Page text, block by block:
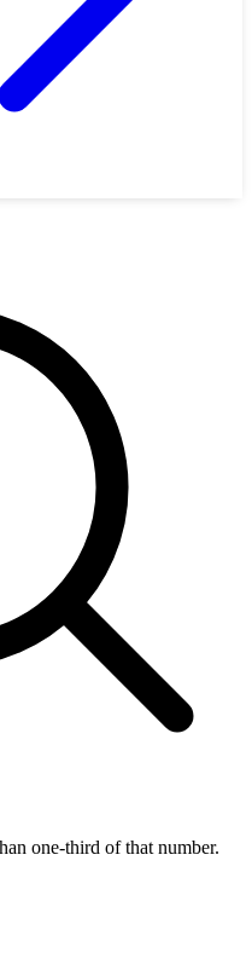
one-third of that number.